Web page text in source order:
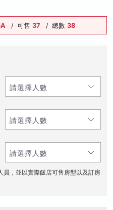
/ 可售 37 / 總數 38
員，並以實際飯店可售房型以及訂房